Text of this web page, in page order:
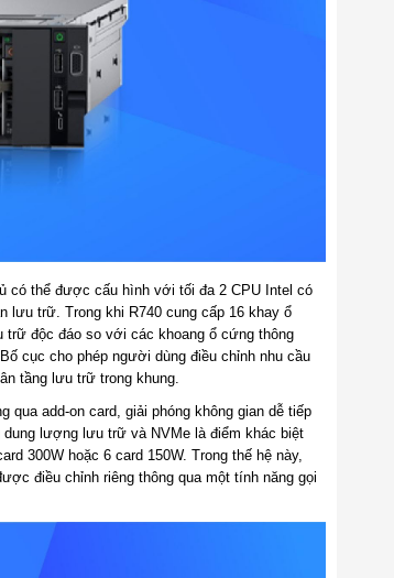
có thể được cấu hình với tối đa 2 CPU Intel có
lưu trữ. Trong khi R740 cung cấp 16 khay ổ
trữ độc đáo so với các khoang ổ cứng thông
cục cho phép người dùng điều chỉnh nhu cầu
tầng lưu trữ trong khung.
add-on card, giải phóng không gian dễ tiếp
lượng lưu trữ và NVMe là điểm khác biệt
300W hoặc 6 card 150W. Trong thế hệ này,
điều chỉnh riêng thông qua một tính năng gọi